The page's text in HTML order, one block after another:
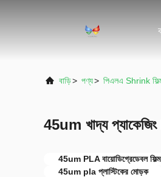
বাড়ি> পণ্য> পিএলএ Shrink
45um খাদ্য প্যাকেজিং
45um PLA বায়োডিগ্রেডেবল ফিল্ম
45um pla প্লাস্টিকের মোড়ক